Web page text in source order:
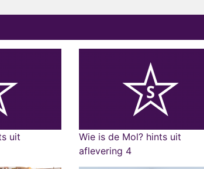
uit
Wie is de Mol? hints uit
aflevering 4